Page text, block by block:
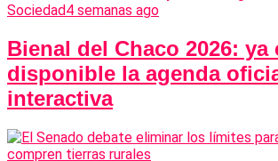
Sociedad4 semanas ago
Bienal del Chaco 2026: ya
disponible la agenda
interactiva